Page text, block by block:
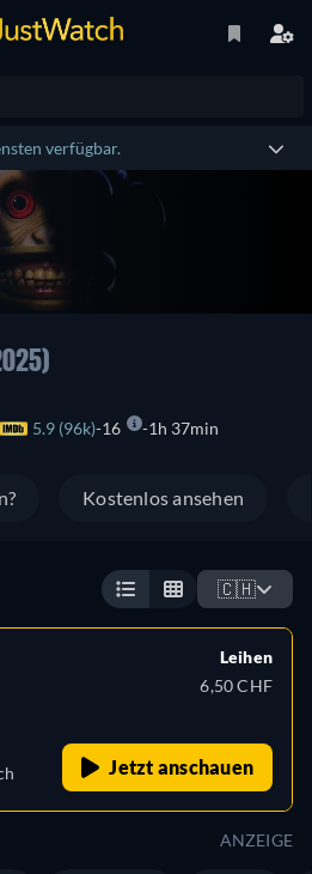
verfügbar.
5.9 (96k) 16 1h 37min
Kostenlos ansehen
🇨🇭
Leihen
6,50 CHF
Jetzt anschauen
ANZEIGE